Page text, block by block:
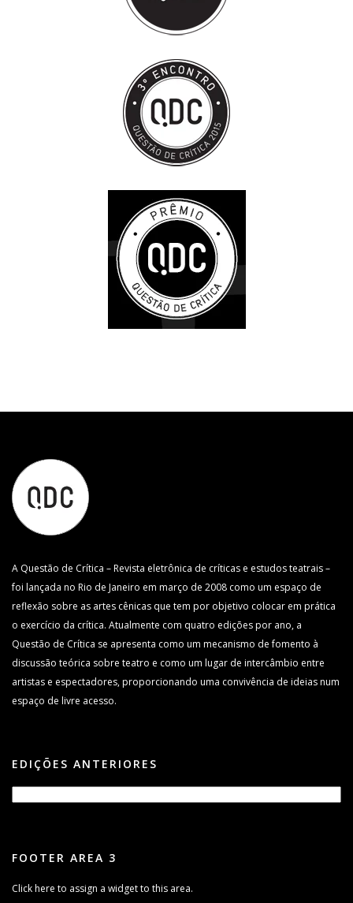
A Questão de Crítica – Revista eletrônica de críticas e estudos teatrais –
foi lançada no Rio de Janeiro em março de 2008 como um espaço de
reflexão sobre as artes cênicas que tem por objetivo colocar em prática
o exercício da crítica. Atualmente com quatro edições por ano, a
Questão de Crítica se apresenta como um mecanismo de fomento à
discussão teórica sobre teatro e como um lugar de intercâmbio entre
artistas e espectadores, proporcionando uma convivência de ideias num
espaço de livre acesso.
EDIÇÕES ANTERIORES
FOOTER AREA 3
Click here to assign a widget to this area.